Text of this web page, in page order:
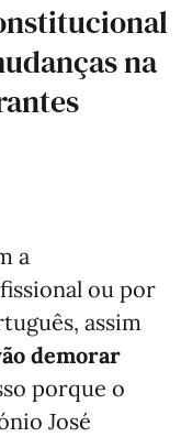
na
a
ou por
assim
demorar
porque o
José